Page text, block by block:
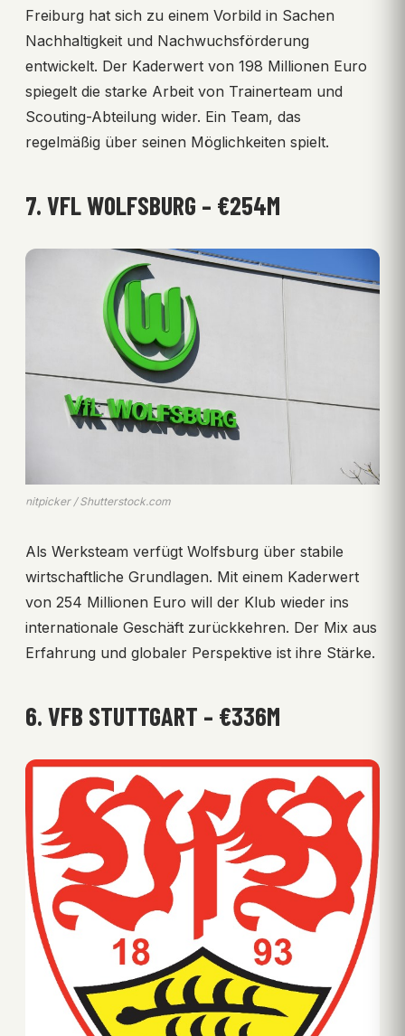
Freiburg hat sich zu einem Vorbild in Sachen
Nachhaltigkeit und Nachwuchsförderung
entwickelt. Der Kaderwert von 198 Millionen Euro
spiegelt die starke Arbeit von Trainerteam und
Scouting-Abteilung wider. Ein Team, das
regelmäßig über seinen Möglichkeiten spielt.
7. VFL WOLFSBURG – €254M
nitpicker / Shutterstock.com
Als Werksteam verfügt Wolfsburg über stabile
wirtschaftliche Grundlagen. Mit einem Kaderwert
von 254 Millionen Euro will der Klub wieder ins
internationale Geschäft zurückkehren. Der Mix aus
Erfahrung und globaler Perspektive ist ihre Stärke.
6. VFB STUTTGART – €336M